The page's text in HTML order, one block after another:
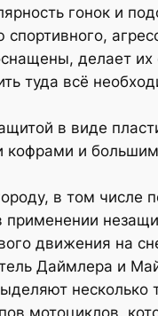
гонок и
делает
туда всё
в виде
и
в том числе
движения на
Даймлера и